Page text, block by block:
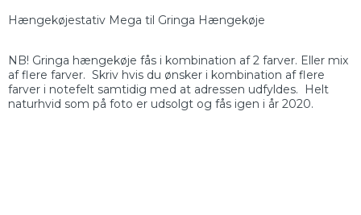
Hængekøjestativ Mega til Gringa Hængekøje
NB! Gringa hængekøje fås i kombination af 2 farver. Eller mix
af flere farver. Skriv hvis du ønsker i kombination af flere
farver i notefelt samtidig med at adressen udfyldes. Helt
naturhvid som på foto er udsolgt og fås igen i år 2020.